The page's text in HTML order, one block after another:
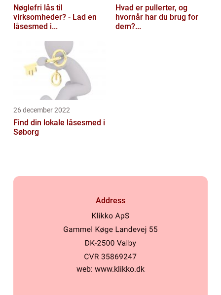
Nøglefri lås til
virksomheder? - Lad en
låsesmed i...
Hvad er pullerter, og
hvornår har du brug for
dem?...
26 december 2022
Find din lokale låsesmed i
Søborg
Address
web: www.klikko.dk